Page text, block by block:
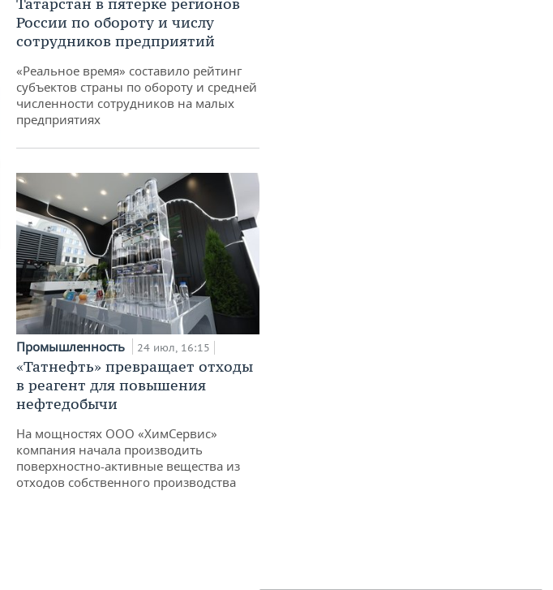
России по обороту и числу
сотрудников предприятий
«Реальное время» составило рейтинг
субъектов страны по обороту и средней
численности сотрудников на малых
предприятиях
Промышленность 24 июл, 16:15
«Татнефть» превращает отходы
в реагент для повышения
нефтедобычи
На мощностях ООО «ХимСервис»
компания начала производить
поверхностно-активные вещества из
отходов собственного производства